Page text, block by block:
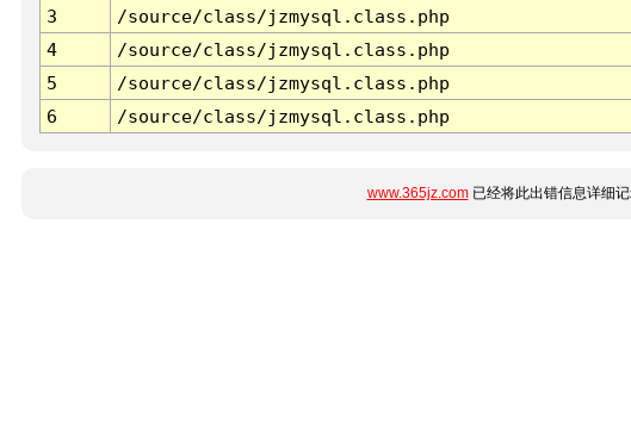
3
/source/class/jzmysql.class.php
4
/source/class/jzmysql.class.php
5
/source/class/jzmysql.class.php
6
/source/class/jzmysql.class.php
www.365jz.com已经将此出错信息详细